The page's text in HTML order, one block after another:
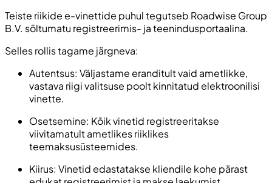
Teiste riikide e-vinettide puhul tegutseb Roadwise Group
B.V. sõltumatu registreerimis- ja teenindusportaalina.
Selles rollis tagame järgneva:
Autentsus: Väljastame eranditult vaid ametlikke,
vastava riigi valitsuse poolt kinnitatud elektroonilisi
vinette.
Osetsemine: Kõik vinetid registreeritakse
viivitamatult ametlikes riiklikes
teemaksusüsteemides.
Kiirus: Vinetid edastatakse kliendile kohe pärast